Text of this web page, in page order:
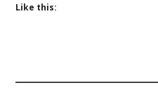
Like this: